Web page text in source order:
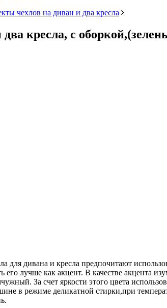
чехлов на диван и два кресла
кресла, с
дивана и кресла предпочитают
его лучше как акцент. В качестве акцента
За счет яркости этого цвета
в режиме деликатной стирки,при